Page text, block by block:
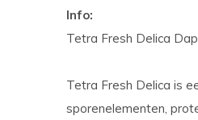
Info:
Tetra Fresh Delica
Tetra Fresh Delica is
sporenelementen,